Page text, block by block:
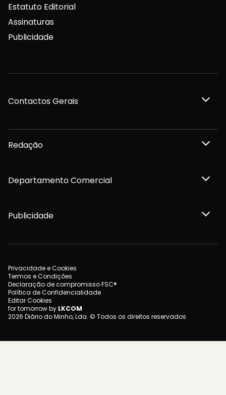
Estatuto Editorial
Assinaturas
Publicidade
Contactos Gerais
Redação
Departamento Comercial
Publicidade
Privacidade e Cookies
Termos e Condições
Declaração de compromisso FSC®
Política de Confidencialidade
Editar Cookies
for tomorrow by LKCOM
2026 Diário do Minho, Lda. © Todos os direitos reservados